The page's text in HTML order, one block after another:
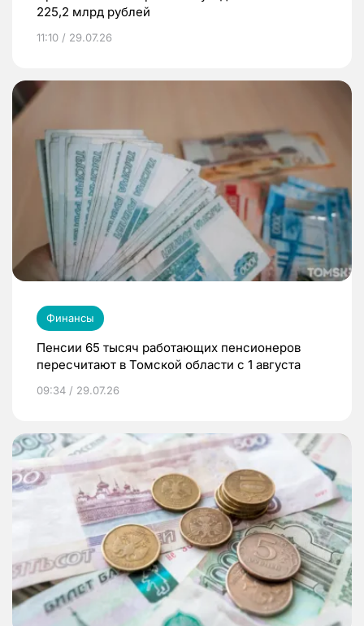
225,2 млрд рублей
11:10 / 29.07.26
Финансы
Пенсии 65 тысяч работающих пенсионеров
пересчитают в Томской области с 1 августа
09:34 / 29.07.26